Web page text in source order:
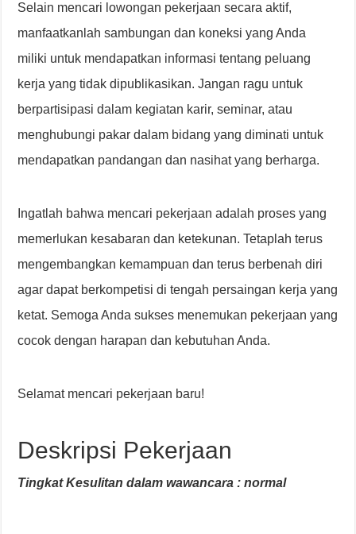
Selain mencari lowongan pekerjaan secara aktif,
manfaatkanlah sambungan dan koneksi yang Anda
miliki untuk mendapatkan informasi tentang peluang
kerja yang tidak dipublikasikan. Jangan ragu untuk
berpartisipasi dalam kegiatan karir, seminar, atau
menghubungi pakar dalam bidang yang diminati untuk
mendapatkan pandangan dan nasihat yang berharga.
Ingatlah bahwa mencari pekerjaan adalah proses yang
memerlukan kesabaran dan ketekunan. Tetaplah terus
mengembangkan kemampuan dan terus berbenah diri
agar dapat berkompetisi di tengah persaingan kerja yang
ketat. Semoga Anda sukses menemukan pekerjaan yang
cocok dengan harapan dan kebutuhan Anda.
Selamat mencari pekerjaan baru!
Deskripsi Pekerjaan
Tingkat Kesulitan dalam wawancara : normal